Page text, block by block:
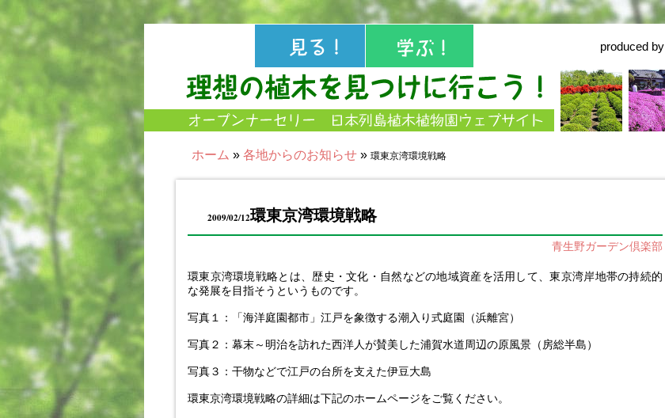
produced by
ホーム » 各地からのお知らせ » 環東京湾環境戦略
2009/02/12環東京湾環境戦略
青生野ガーデン倶楽部
環東京湾環境戦略とは、歴史・文化・自然などの地域資産を活用して、東京湾岸地帯の持続的
な発展を目指そうというものです。
写真１：「海洋庭園都市」江戸を象徴する潮入り式庭園（浜離宮）
写真２：幕末～明治を訪れた西洋人が賛美した浦賀水道周辺の原風景（房総半島）
写真３：干物などで江戸の台所を支えた伊豆大島
環東京湾環境戦略の詳細は下記のホームページをご覧ください。